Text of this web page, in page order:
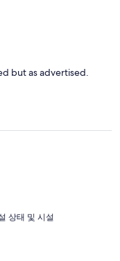
but as advertised.
상태 및 시설